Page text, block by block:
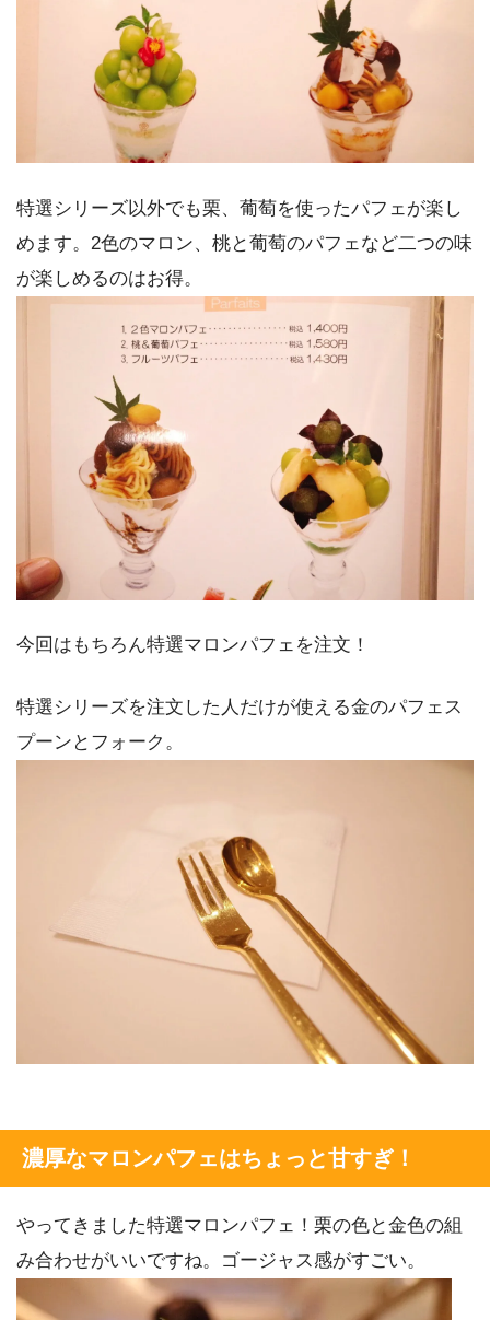
特選シリーズ以外でも栗、葡萄を使ったパフェが楽し
めます。2色のマロン、桃と葡萄のパフェなど二つの味
が楽しめるのはお得。
今回はもちろん特選マロンパフェを注文！
特選シリーズを注文した人だけが使える金のパフェス
プーンとフォーク。
濃厚なマロンパフェはちょっと甘すぎ！
やってきました特選マロンパフェ！栗の色と金色の組
み合わせがいいですね。ゴージャス感がすごい。